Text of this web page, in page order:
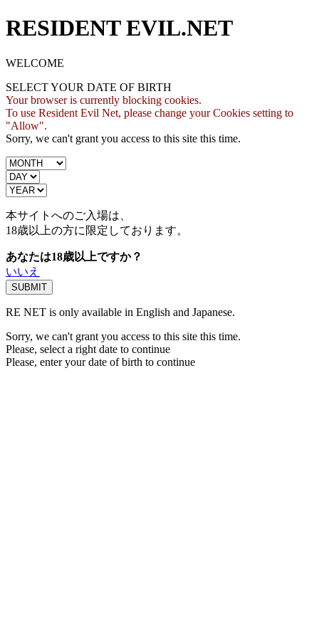
RESIDENT EVIL.NET
WELCOME
SELECT YOUR DATE OF BIRTH
Your browser is currently blocking cookies.
To use Resident Evil Net, please change your Cookies setting to
"Allow".
Sorry, we can't grant you access to this site this time.
本サイトへのご入場は、
18歳以上の方に限定しております。
あなたは18歳以上ですか？
いいえ
RE NET is only available in English and Japanese.
Sorry, we can't grant you access to this site this time.
Please, select a right date to continue
Please, enter your date of birth to continue